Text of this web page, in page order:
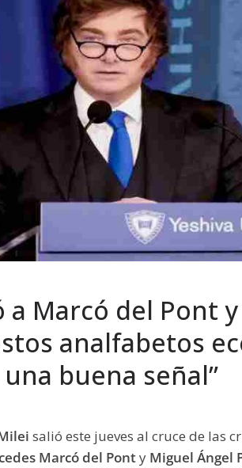
a Marcó del Pont
analfabetos
buena señal”
salió este jueves al cruce de las
Marcó del Ponty Miguel Ángel